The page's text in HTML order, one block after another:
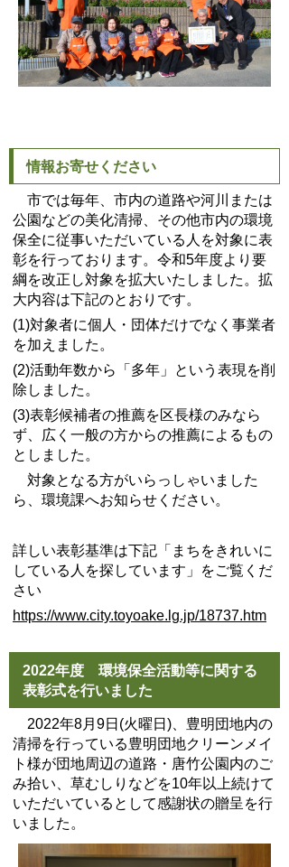
情報お寄せください
市では毎年、市内の道路や河川または
公園などの美化清掃、その他市内の環境
保全に従事いただいている人を対象に表
彰を行っております。令和5年度より要
綱を改正し対象を拡大いたしました。拡
大内容は下記のとおりです。
(1)対象者に個人・団体だけでなく事業者
を加えました。
(2)活動年数から「多年」という表現を削
除しました。
(3)表彰候補者の推薦を区長様のみなら
ず、広く一般の方からの推薦によるもの
としました。
対象となる方がいらっしゃいました
ら、環境課へお知らせください。
詳しい表彰基準は下記「まちをきれいに
している人を探しています」をご覧くだ
さい
https://www.city.toyoake.lg.jp/18737.htm
2022年度 環境保全活動等に関する
表彰式を行いました
2022年8月9日(火曜日)、豊明団地内の
清掃を行っている豊明団地クリーンメイ
ト様が団地周辺の道路・唐竹公園内のご
み拾い、草むしりなどを10年以上続けて
いただいているとして感謝状の贈呈を行
いました。